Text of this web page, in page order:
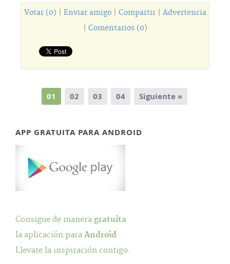
Votar (0) Enviar amigo| Compartir| Advertencia
Comentarios (0)
01 02 03 04 Siguiente »
APP GRATUITA PARA ANDROID
Consigue de manera gratuita
la aplicación para Android.
Llevate la inspiración contigo.